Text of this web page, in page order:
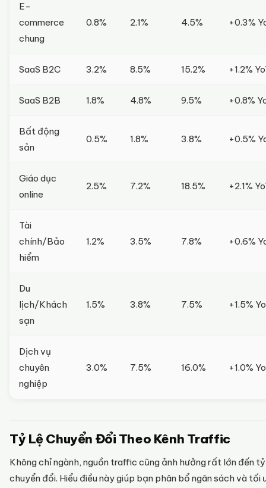
E-
commerce
chung
0.8% 2.1% 4.5% +0.3%
SaaS B2C 3.2% 8.5% 15.2% +1.2%
SaaS B2B 1.8% 4.8% 9.5% +0.8%
Bất động
sản
0.5% 1.8% 3.8% +0.5%
Giáo dục
online
2.5% 7.2% 18.5% +2.1%
Tài
chính/Bảo
hiểm
1.2% 3.5% 7.8% +0.6%
Du
lịch/Khách
sạn
1.5% 3.8% 7.5% +1.5%
Dịch vụ
chuyên
nghiệp
3.0% 7.5% 16.0% +1.0%
Tỷ Lệ Chuyển Đổi Theo Kênh Traffic
Không chỉ ngành, nguồn traffic cũng ảnh hưởng rất lớn đến
chuyển đổi. Hiểu điều này giúp bạn phân bổ ngân sách và tối